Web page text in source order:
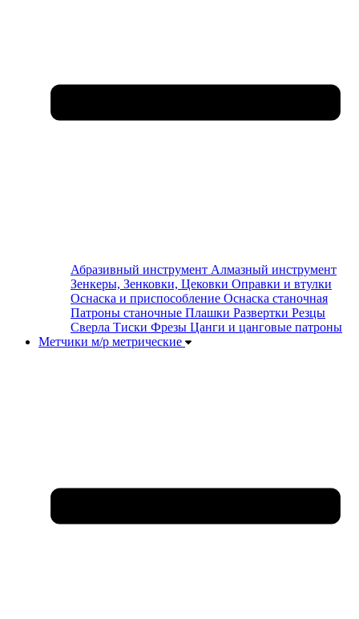
Абразивный инструмент Алмазный инструмент
Зенкеры, Зенковки, Цековки Оправки и втулки
Оснаска и приспособление Оснаска станочная
Патроны станочные Плашки Развертки Резцы
Сверла Тиски Фрезы Цанги и цанговые патроны
Метчики м/р метрические